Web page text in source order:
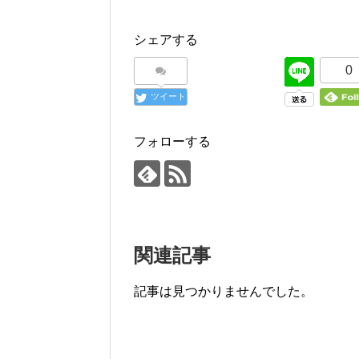
シェアする
ツイート
0
フォローする
関連記事
記事は見つかりませんでした。